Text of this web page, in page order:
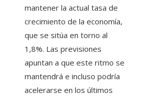
mantener la actual tasa de
crecimiento de la economía,
que se sitúa en torno al
1,8%. Las previsiones
apuntan a que este ritmo se
mantendrá e incluso podría
acelerarse en los últimos